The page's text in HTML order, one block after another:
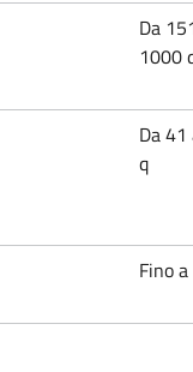
Da
1000
Da
q
Fino